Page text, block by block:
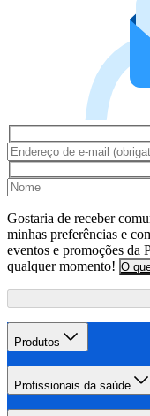
Gostaria de receber
minhas preferências e
eventos e promoções da
qualquer momento! O
Produtos
Profissionais da saúde